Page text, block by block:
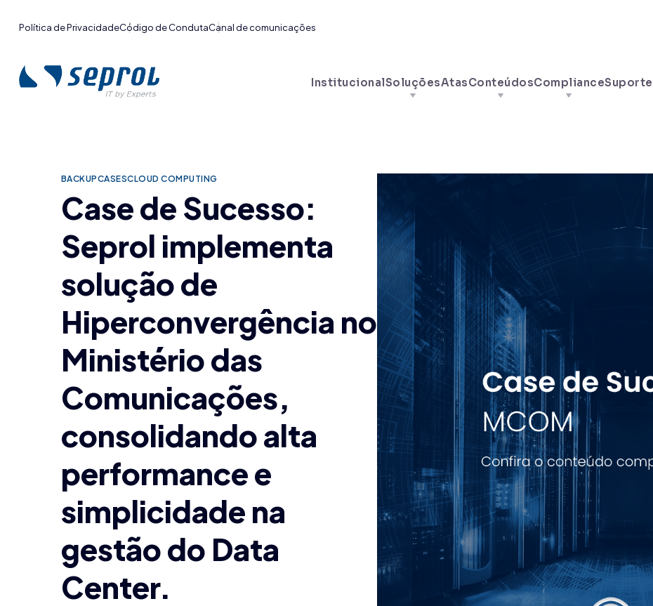
Política de PrivacidadeCódigo de CondutaCanal de comunicações
InstitucionalSoluçõesAtasConteúdosComplianceSuporte
BACKUPCASESCLOUD COMPUTING
Case de Sucesso:
Seprol implementa
solução de
Hiperconvergência no
Ministério das
Comunicações,
consolidando alta
performance e
simplicidade na
gestão do Data
Center.